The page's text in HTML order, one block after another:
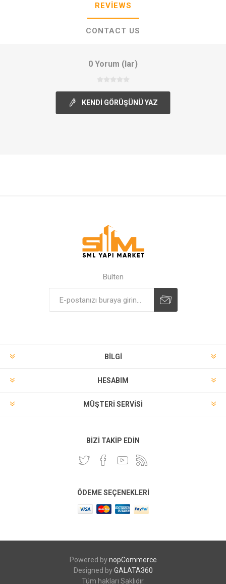
REVIEWS
CONTACT US
0 Yorum (lar)
KENDI GÖRÜŞÜNÜ YAZ
Bülten
BILGI
HESABIM
MÜŞTERI SERVISI
BIZI TAKIP EDIN
ÖDEME SEÇENEKLERI
Powered bynopCommerce
Designed byGALATA360
Tüm hakları Saklıdır.